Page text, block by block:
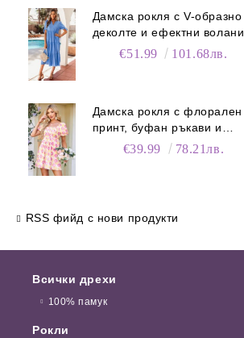
Дамска рокля с V-образно
деколте и ефектни волани
€51.99 101.68лв.
Дамска рокля с флорален
принт, буфан ръкави и
джобове€39.99 78.21лв.
RSS фийд с нови продукти
Всички дрехи
100% памук
Рокли